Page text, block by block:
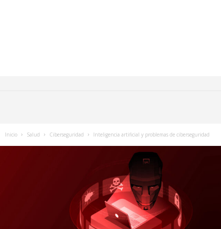
Inicio Salud Ciberseguridad Inteligencia artificial y problemas de ciberseguridad